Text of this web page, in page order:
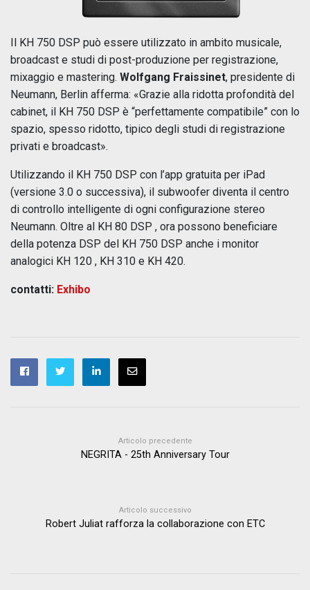
Il KH 750 DSP può essere utilizzato in ambito musicale,
broadcast e studi di post-produzione per registrazione,
mixaggio e mastering. Wolfgang Fraissinet, presidente di
Neumann, Berlin afferma: «Grazie alla ridotta profondità del
cabinet, il KH 750 DSP è “perfettamente compatibile” con lo
spazio, spesso ridotto, tipico degli studi di registrazione
privati e broadcast».
Utilizzando il KH 750 DSP con l’app gratuita per iPad
(versione 3.0 o successiva), il subwoofer diventa il centro
di controllo intelligente di ogni configurazione stereo
Neumann. Oltre al KH 80 DSP , ora possono beneficiare
della potenza DSP del KH 750 DSP anche i monitor
analogici KH 120 , KH 310 e KH 420.
contatti: Exhibo
Articolo precedente
NEGRITA - 25th Anniversary Tour
Articolo successivo
Robert Juliat rafforza la collaborazione con ETC